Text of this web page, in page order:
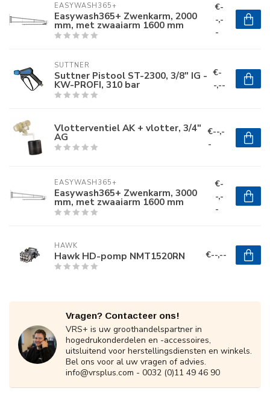
EASYWASH365+
Easywash365+ Zwenkarm, 2000
mm, met zwaaiarm 1600 mm
€-
-,-
-
SUTTNER
Suttner Pistool ST-2300, 3/8" IG -
KW-PROFI, 310 bar
€-
-,--
Vlotterventiel AK + vlotter, 3/4"
AG
€--,-
-
EASYWASH365+
Easywash365+ Zwenkarm, 3000
mm, met zwaaiarm 1600 mm
€-
-,-
-
HAWK
Hawk HD-pomp NMT1520RN €--,--
Vragen? Contacteer ons!
VRS+ is uw groothandelspartner in
hogedrukonderdelen en -accessoires,
uitsluitend voor herstellingsdiensten en winkels.
Bel ons voor al uw vragen of advies.
info@vrsplus.com - 0032 (0)11 49 46 90